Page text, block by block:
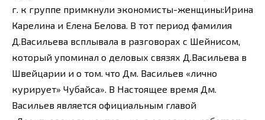
г. к группе примкнули экономисты-женщины:Ирина
Карелина и Елена Белова. В тот период фамилия
Д.Васильева всплывала в разговорах с Шейнисом,
который упоминал о деловых связях Д.Васильева в
Швейцарии и о том. что Дм. Васильев «лично
курирует» Чубайса». В Настоящее время Дм.
Васильев является официальным главой